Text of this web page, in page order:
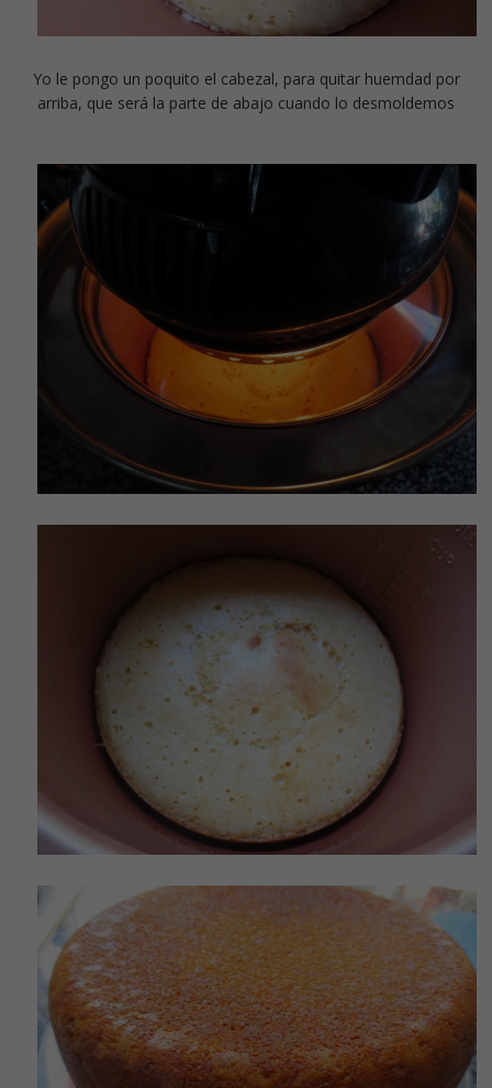
Yo le pongo un poquito el cabezal, para quitar huemdad por
arriba, que será la parte de abajo cuando lo desmoldemos